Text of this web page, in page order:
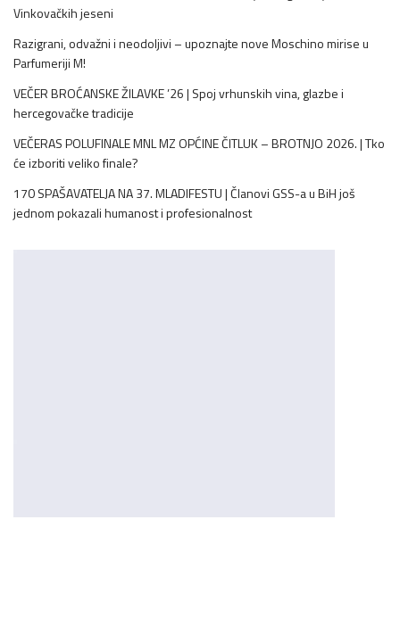
Vinkovačkih jeseni
Razigrani, odvažni i neodoljivi – upoznajte nove Moschino mirise u
Parfumeriji M!
VEČER BROĆANSKE ŽILAVKE ’26 | Spoj vrhunskih vina, glazbe i
hercegovačke tradicije
VEČERAS POLUFINALE MNL MZ OPĆINE ČITLUK – BROTNJO 2026. | Tko
će izboriti veliko finale?
170 SPAŠAVATELJA NA 37. MLADIFESTU | Članovi GSS-a u BiH još
jednom pokazali humanost i profesionalnost